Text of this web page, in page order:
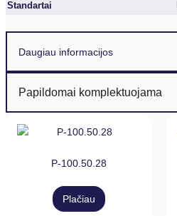
Standartai
Daugiau informacijos
Papildomai komplektuojama
P-100.50.28
Plačiau